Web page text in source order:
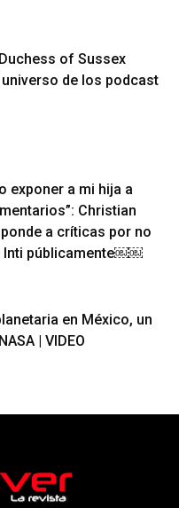
of Sussex
de los podcast
exponer a mi hija a
Christian
a críticas por no
Inti públicamente￼￼
en México, un
| VIDEO